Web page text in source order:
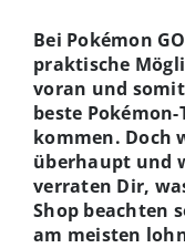
Bei Pokémon
praktische
voran und
beste
kommen. Doch
überhaupt und
verraten Dir,
Shop beachten
am meisten